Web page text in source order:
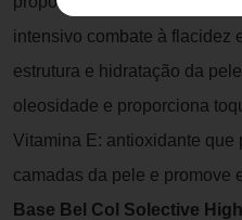
intensivo combate à flacidez
estrutura e hidratação da
oleosidade e proporciona
Vitamina E: antioxidante que
camadas da pele e promove
Base Bel Col Solective